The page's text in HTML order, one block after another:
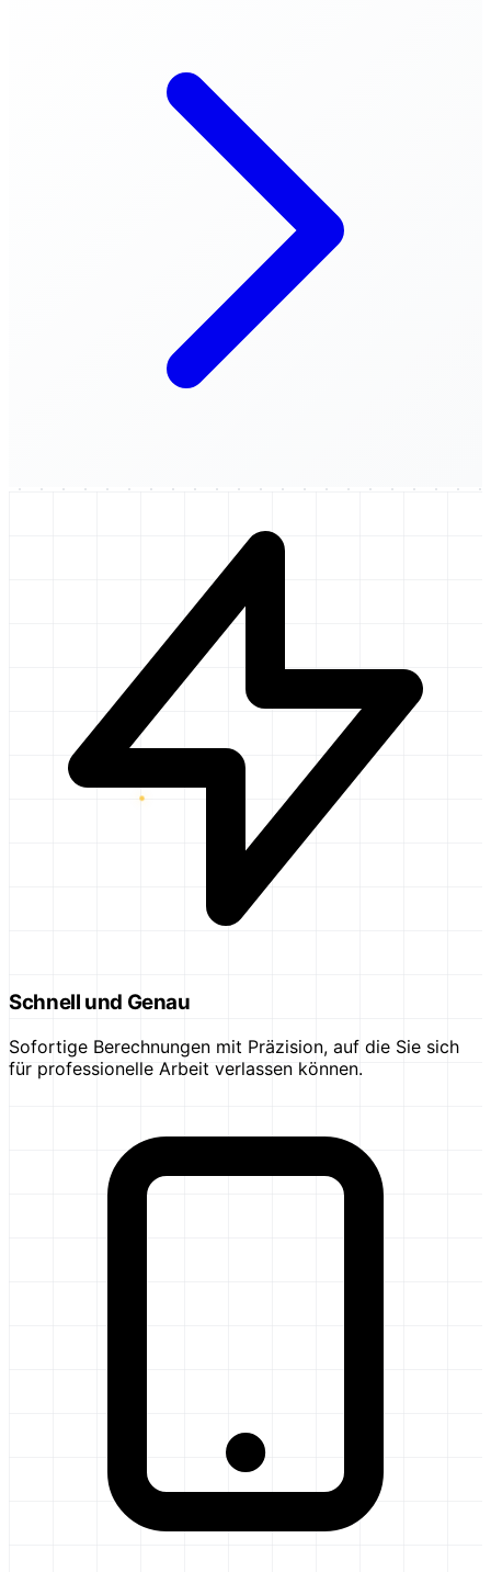
Schnell und Genau
Sofortige Berechnungen mit Präzision, auf die Sie sich
für professionelle Arbeit verlassen können.